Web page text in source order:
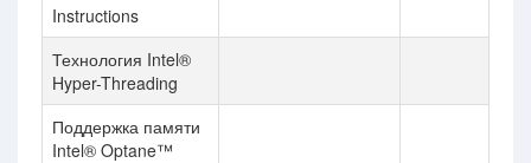
Instructions
Технология Intel®
Hyper-Threading
Поддержка памяти
Intel® Optane™